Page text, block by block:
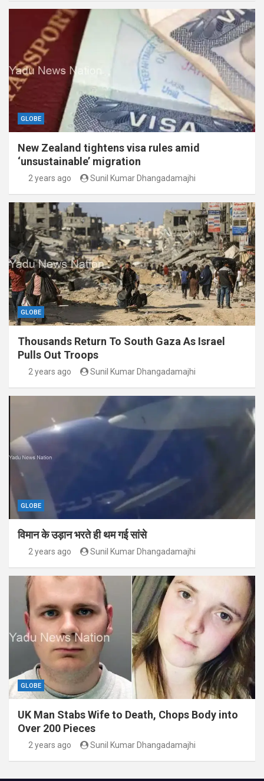
GLOBE
New Zealand tightens visa rules amid
‘unsustainable’ migration
2 years ago Sunil Kumar Dhangadamajhi
GLOBE
Thousands Return To South Gaza As Israel
Pulls Out Troops
2 years ago Sunil Kumar Dhangadamajhi
GLOBE
विमान के उड़ान भरते ही थम गई सांसे
2 years ago Sunil Kumar Dhangadamajhi
GLOBE
UK Man Stabs Wife to Death, Chops Body into
Over 200 Pieces
2 years ago Sunil Kumar Dhangadamajhi